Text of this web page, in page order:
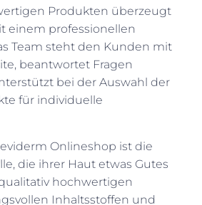
Produkten überzeugt
einem professionellen
Team steht den Kunden mit
beantwortet Fragen
bei der Auswahl der
für individuelle
Onlineshop ist die
die ihrer Haut etwas Gutes
hochwertigen
Inhaltsstoffen und